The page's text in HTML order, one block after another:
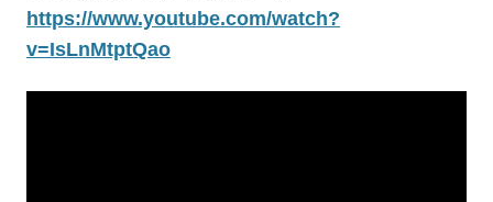
https://www.youtube.com/watch?
v=IsLnMtptQao